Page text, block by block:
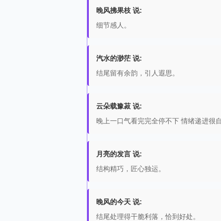
晚风拂果枝 说:
细节感人。
汽水的渺茫 说:
结尾留有余韵，引人遐思。
云朵载豫菽 说:
晚上一口气看完完全停不下 情绪递进很
月亮的发言 说:
结构精巧，匠心独运。
晚风的今天 说:
结尾处理得干脆利落，恰到好处。